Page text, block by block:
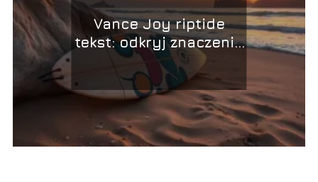
Vance Joy riptide
tekst: odkryj znaczenie
i tłumaczenie piosenki